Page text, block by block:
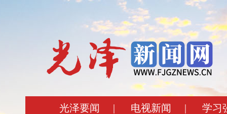
光泽要闻 | 电视新闻 | 学习